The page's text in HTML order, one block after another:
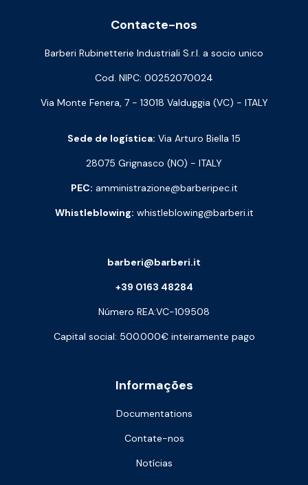
Contacte-nos
Barberi Rubinetterie Industriali S.r.l. a socio unico
Cod. NIPC: 00252070024
Via Monte Fenera, 7 - 13018 Valduggia (VC) - ITALY
Sede de logística: Via Arturo Biella 15
28075 Grignasco (NO) - ITALY
PEC: amministrazione@barberipec.it
Whistleblowing: whistleblowing@barberi.it
Informações
Documentations
Contate-nos
Notícias
barberi@barberi.it
+39 0163 48284
Número REA:VC-109508
Capital social: 500.000€ inteiramente pago